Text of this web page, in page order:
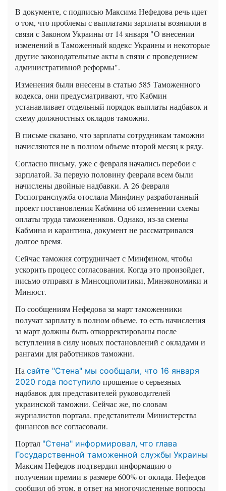
В документе, с подписью Максима Нефедова речь идет
о том, что проблемы с выплатами зарплаты возникли в
связи с Законом Украины от 14 января "О внесении
изменений в Таможенный кодекс Украины и некоторые
другие законодательные акты в связи с проведением
административной реформы".
Изменения были внесены в статью 585 Таможенного
кодекса, они предусматривают, что Кабмин
устанавливает отдельный порядок выплаты надбавок и
схему должностных окладов таможни.
В письме сказано, что зарплаты сотрудникам таможни
начисляются не в полном объеме второй месяц к ряду.
Согласно письму, уже с февраля начались перебои с
зарплатой. За первую половину февраля всем были
начислены двойные надбавки. А 26 февраля
Госпогранслужба отослала Минфину разработанный
проект постановления Кабмина об изменении схемы
оплаты труда таможенников. Однако, из-за смены
Кабмина и карантина, документ не рассматривался
долгое время.
Сейчас таможня сотрудничает с Минфином, чтобы
ускорить процесс согласования. Когда это произойдет,
письмо отправят в Минсоцполитики, Минэкономики и
Минюст.
По сообщениям Нефедова за март таможенники
получат зарплату в полном объеме, то есть начисления
за март должны быть откорректированы после
вступления в силу новых постановлений с окладами и
рангами для работников таможни.
На сайте "Стена" мы сообщали, что 16 января
2020 года поступило прошение о серьезных
надбавок для представителей руководителей
украинской таможни. Сейчас же, по словам
журналистов портала, представители Министерства
финансов все согласовали.
Портал "Стена" информировал, что глава
Государственной таможенной службы Украины
Максим Нефедов подтвердил информацию о
получении премии в размере 600% от оклада. Нефедов
сообщил об этом, в ответ на многочисленные вопросы